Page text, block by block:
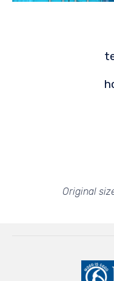
Original